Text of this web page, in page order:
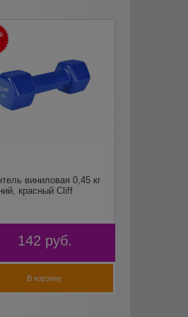
виниловая 0,45 кг
красный Cliff
142 руб.
В корзину